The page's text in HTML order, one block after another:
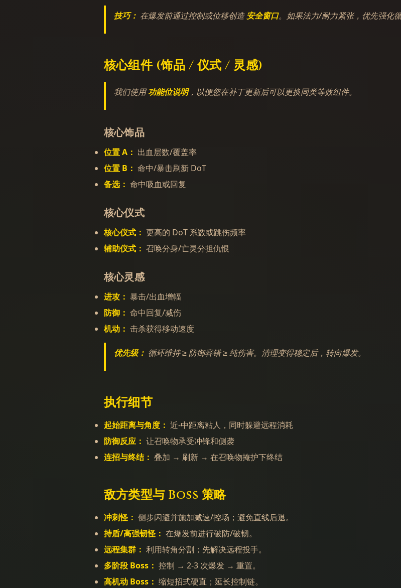
技巧： 在爆发前通过控制或位移创造 安全窗口。如果法力/耐力紧张，优先强化循
核心组件 (饰品 / 仪式 / 灵感)
我们使用功能位说明，以便您在补丁更新后可以更换同类等效组件。
核心饰品
位置 A： 出血层数/覆盖率
位置 B： 命中/暴击刷新 DoT
备选： 命中吸血或回复
核心仪式
核心仪式： 更高的 DoT 系数或跳伤频率
辅助仪式： 召唤分身/亡灵分担仇恨
核心灵感
进攻： 暴击/出血增幅
防御： 命中回复/减伤
机动： 击杀获得移动速度
优先级： 循环维持 ≥ 防御容错 ≥ 纯伤害。清理变得稳定后，转向爆发。
执行细节
起始距离与角度： 近-中距离粘人，同时躲避远程消耗
防御反应： 让召唤物承受冲锋和侧袭
连招与终结： 叠加 → 刷新 → 在召唤物掩护下终结
敌方类型与 Boss 策略
冲刺怪： 侧步闪避并施加减速/控场；避免直线后退。
持盾/高强韧怪： 在爆发前进行破防/破韧。
远程集群： 利用转角分割；先解决远程投手。
多阶段 Boss： 控制 → 2-3 次爆发 → 重置。
高机动 Boss： 缩短招式硬直；延长控制链。